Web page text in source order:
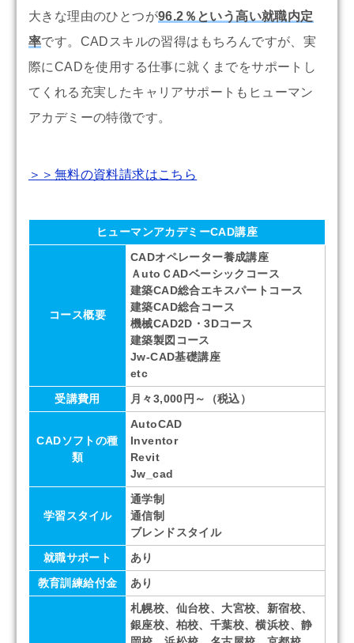
大きな理由のひとつが96.2％という高い就職内定
率です。CADスキルの習得はもちろんですが、実
際にCADを使用する仕事に就くまでをサポートし
てくれる充実したキャリアサポートもヒューマン
アカデミーの特徴です。
＞＞無料の資料請求はこちら
ヒューマンアカデミーCAD講座
コース概要
CADオペレーター養成講座
ＡutoＣADベーシックコース
建築CAD総合エキスパートコース
建築CAD総合コース
機械CAD2D・3Dコース
建築製図コース
Jw-CAD基礎講座
etc
受講費用
月々3,000円～（税込）
CADソフトの種
類
AutoCAD
Inventor
Revit
Jw_cad
学習スタイル
通学制
通信制
ブレンドスタイル
就職サポート
あり
教育訓練給付金
あり
札幌校、仙台校、大宮校、新宿校、
銀座校、柏校、千葉校、横浜校、静